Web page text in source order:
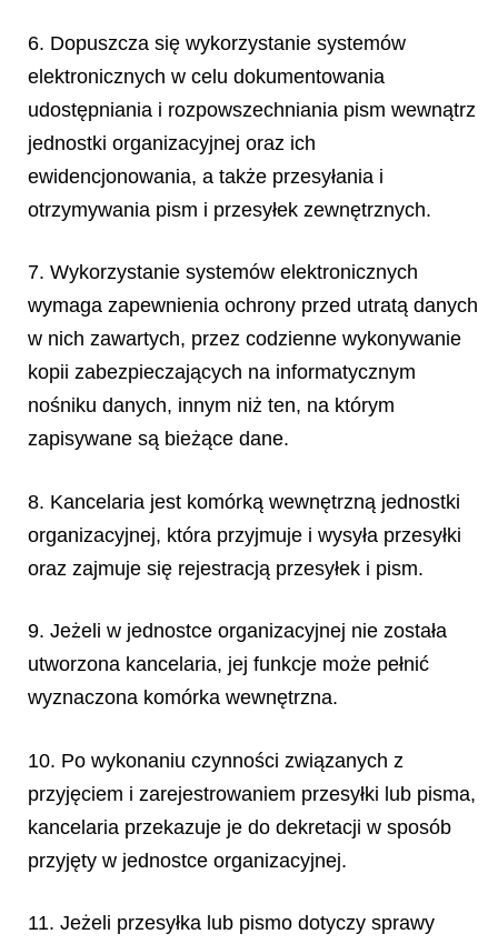
6. Dopuszcza się wykorzystanie systemów
elektronicznych w celu dokumentowania
udostępniania i rozpowszechniania pism wewnątrz
jednostki organizacyjnej oraz ich
ewidencjonowania, a także przesyłania i
otrzymywania pism i przesyłek zewnętrznych.
7. Wykorzystanie systemów elektronicznych
wymaga zapewnienia ochrony przed utratą danych
w nich zawartych, przez codzienne wykonywanie
kopii zabezpieczających na informatycznym
nośniku danych, innym niż ten, na którym
zapisywane są bieżące dane.
8. Kancelaria jest komórką wewnętrzną jednostki
organizacyjnej, która przyjmuje i wysyła przesyłki
oraz zajmuje się rejestracją przesyłek i pism.
9. Jeżeli w jednostce organizacyjnej nie została
utworzona kancelaria, jej funkcje może pełnić
wyznaczona komórka wewnętrzna.
10. Po wykonaniu czynności związanych z
przyjęciem i zarejestrowaniem przesyłki lub pisma,
kancelaria przekazuje je do dekretacji w sposób
przyjęty w jednostce organizacyjnej.
11. Jeżeli przesyłka lub pismo dotyczy sprawy